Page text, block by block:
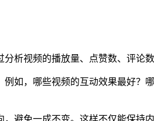
析视频的播放量、点赞数、评论
如，哪些视频的互动效果最好？